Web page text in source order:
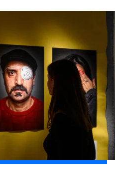
mensen betrekken bij